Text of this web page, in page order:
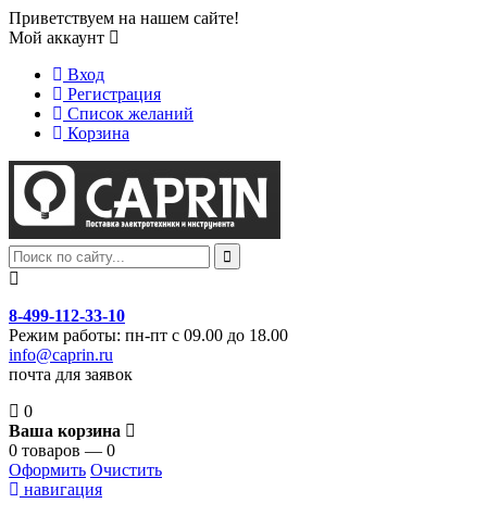
Приветствуем на нашем сайте!
Мой аккаунт
Вход
Регистрация
Список желаний
Корзина
8-499-112-33-10
Режим работы: пн-пт с 09.00 до 18.00
info@caprin.ru
почта для заявок
0
Ваша корзина
0 товаров — 0
Оформить Очистить
навигация